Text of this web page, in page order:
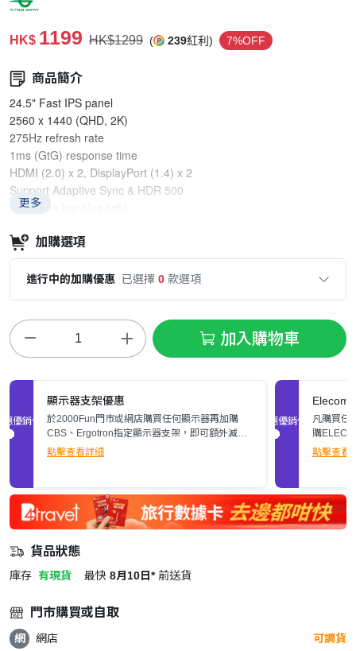
HK$ 1199 HK$1299 ( 239紅利) 7%OFF
商品簡介
24.5" Fast IPS panel
2560 x 1440 (QHD, 2K)
275Hz refresh rate
1ms (GtG) response time
HDMI (2.0) x 2, DisplayPort (1.4) x 2
Support Adaptive Sync & HDR 500
Hardware low blue light
更多
加購選項
進行中的加購優惠 已選擇 0 款選項
加入購物車
促銷優惠
顯示器支架優惠
於2000Fun門市或網店購買任何顯示器再加購
CBS、Ergotron指定顯示器支架，即可額外減多
$200。立即了解詳情>>
點擊查看詳細
促銷優惠
Elecom
凡購買任
購
張)。
點擊查看
貨品狀態
庫存 有現貨 最快 8月10日* 前送貨
門市購買或自取
網 網店
可調貨